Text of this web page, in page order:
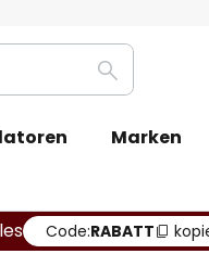
Suche
Marken
Code:RABATT